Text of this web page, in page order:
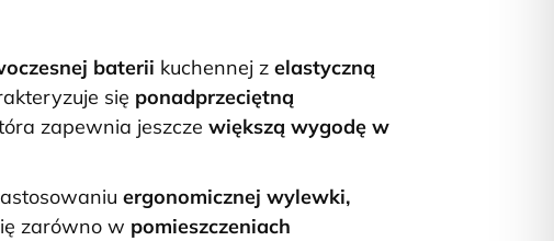
baterii kuchennej z elastyczną
się ponadprzeciętną
zapewnia jeszcze większą wygodę w
ergonomicznej wylewki,
zarówno w pomieszczeniach